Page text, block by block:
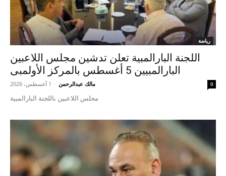
رياضة
اللجنة البارالمبية تعلن تدشين مجلس اللاعبين
البارالمبيين 5 أغسطس بالمركز الأولمبى
مالك عبدالرحمن - 1 أغسطس، 2026 0
محلس اللاعبين باللجنة البارالمبية